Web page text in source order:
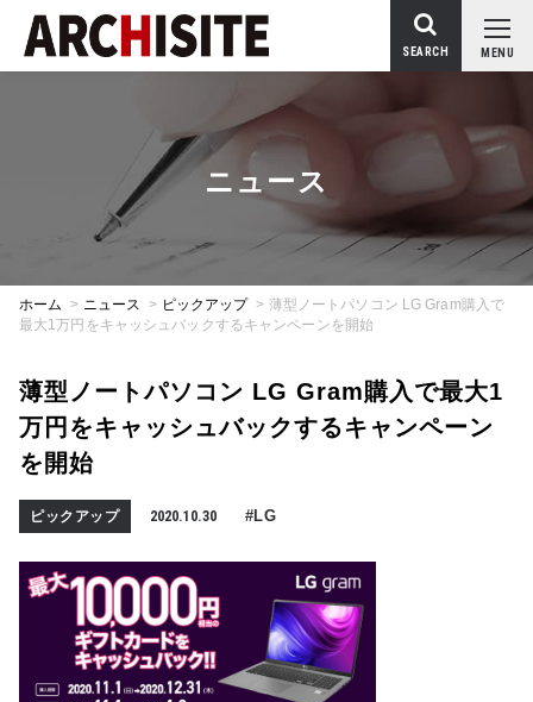
MENU
SEARCH
ニュース
ホーム > ニュース > ピックアップ > 薄型ノートパソコン LG Gram購入で
最大1万円をキャッシュバックするキャンペーンを開始
薄型ノートパソコン LG Gram購入で最大1
万円をキャッシュバックするキャンペーン
を開始
ピックアップ 2020.10.30 #LG